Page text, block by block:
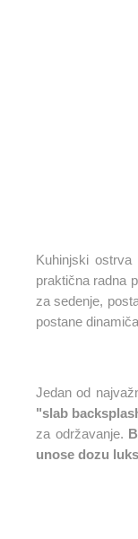
Kuhinjski
praktična radna
za sedenje,
postane
Jedan od
"slab
za održavanje.
unose dozu